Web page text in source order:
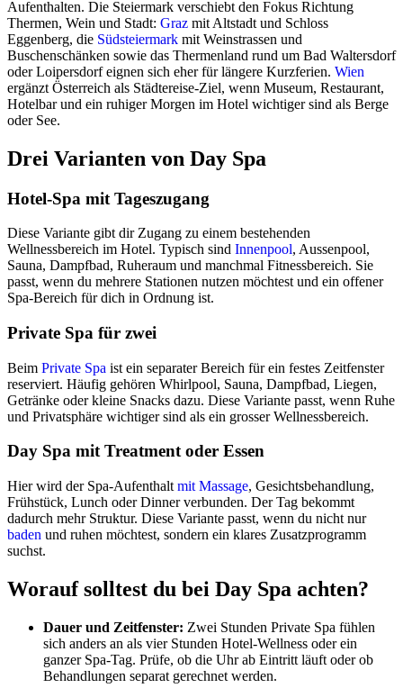
Aufenthalten. Die Steiermark verschiebt den Fokus Richtung
Thermen, Wein und Stadt: Graz mit Altstadt und Schloss
Eggenberg, die Südsteiermark mit Weinstrassen und
Buschenschänken sowie das Thermenland rund um Bad Waltersdorf
oder Loipersdorf eignen sich eher für längere Kurzferien. Wien
ergänzt Österreich als Städtereise-Ziel, wenn Museum, Restaurant,
Hotelbar und ein ruhiger Morgen im Hotel wichtiger sind als Berge
oder See.
Drei Varianten von Day Spa
Hotel-Spa mit Tageszugang
Diese Variante gibt dir Zugang zu einem bestehenden
Wellnessbereich im Hotel. Typisch sind Innenpool, Aussenpool,
Sauna, Dampfbad, Ruheraum und manchmal Fitnessbereich. Sie
passt, wenn du mehrere Stationen nutzen möchtest und ein offener
Spa-Bereich für dich in Ordnung ist.
Private Spa für zwei
Beim Private Spa ist ein separater Bereich für ein festes Zeitfenster
reserviert. Häufig gehören Whirlpool, Sauna, Dampfbad, Liegen,
Getränke oder kleine Snacks dazu. Diese Variante passt, wenn Ruhe
und Privatsphäre wichtiger sind als ein grosser Wellnessbereich.
Day Spa mit Treatment oder Essen
Hier wird der Spa-Aufenthalt mit Massage, Gesichtsbehandlung,
Frühstück, Lunch oder Dinner verbunden. Der Tag bekommt
dadurch mehr Struktur. Diese Variante passt, wenn du nicht nur
baden und ruhen möchtest, sondern ein klares Zusatzprogramm
suchst.
Worauf solltest du bei Day Spa achten?
Dauer und Zeitfenster: Zwei Stunden Private Spa fühlen
sich anders an als vier Stunden Hotel-Wellness oder ein
ganzer Spa-Tag. Prüfe, ob die Uhr ab Eintritt läuft oder ob
Behandlungen separat gerechnet werden.